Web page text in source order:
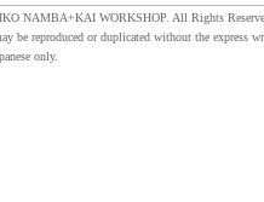
NAMBA+KAI WORKSHOP. All Rights
be reproduced or duplicated without the express
only.